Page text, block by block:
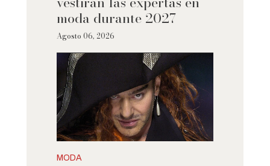
moda durante 2027
Agosto 06, 2026
MODA